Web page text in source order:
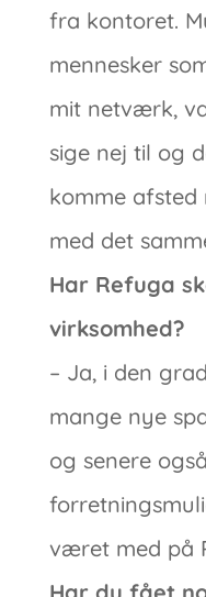
fra kontoret.
mennesker
mit netværk,
sige nej til og
komme afsted
med det
Har Refuga
virksomhed?
– Ja, i den
mange nye
og senere også
været med på